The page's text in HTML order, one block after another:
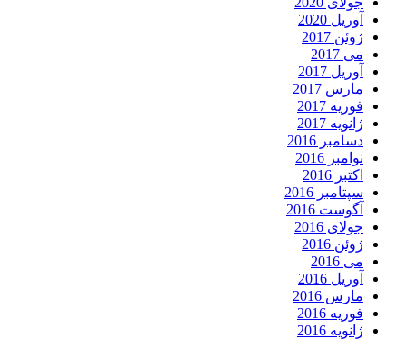
آوریل 2020
ژوئن 2017
می 2017
آوریل 2017
مارس 2017
فوریه 2017
ژانویه 2017
دسامبر 2016
نوامبر 2016
اکتبر 2016
سپتامبر 2016
آگوست 2016
جولای 2016
ژوئن 2016
می 2016
آوریل 2016
مارس 2016
فوریه 2016
ژانویه 2016